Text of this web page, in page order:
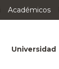
Académicos
Universidad